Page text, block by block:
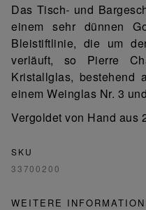
Das Tisch- und
einem sehr dünnen
Bleistiftlinie, die um
verläuft, so Pierre
Kristallglas, bestehend
einem Weinglas Nr. 3
Vergoldet von Hand aus
SKU
33700200
WEITERE